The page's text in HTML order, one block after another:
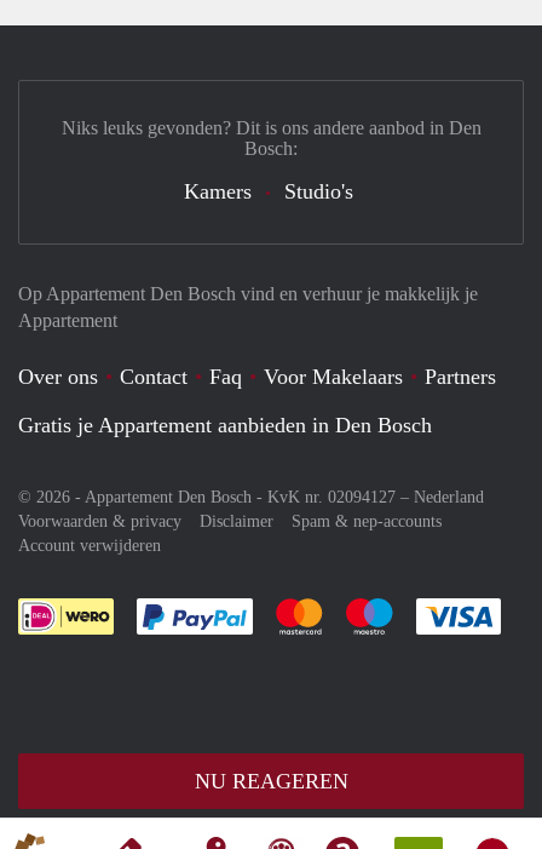
NU REAGEREN
Op Appartement Den Bosch vind en verhuur je makkelijk je
Appartement
Over ons Contact Faq Voor Makelaars
Partners
Gratis je Appartement aanbieden in Den Bosch
© 2026 - Appartement Den Bosch - KvK nr. 02094127 – Nederland
Voorwaarden & privacy
Disclaimer
Spam & nep-accounts
Account verwijderen
Je rekent gemakkelijk af met Paypal
Je rekent gemakkelijk af met
Je rekent
Niks leuks gevonden? Dit is ons andere aanbod in Den
Bosch:
Kamers Studio's